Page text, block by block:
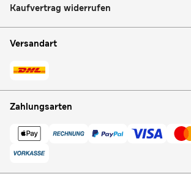
Kaufvertrag widerrufen
Versandart
Zahlungsarten